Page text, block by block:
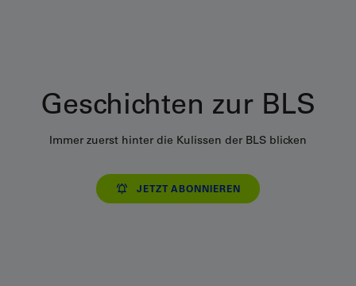
Geschichten zur BLS
Immer zuerst hinter die Kulissen der BLS blicken
JETZT ABONNIEREN